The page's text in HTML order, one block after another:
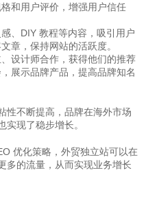
和用户评价，增强用户信任
、DIY 教程等内容，吸引用户
章，保持网站的活跃度。
设计师合作，获得他们的推荐
展示品牌产品，提高品牌知名
性不断提高，品牌在海外市场
实现了稳步增长。
优化策略，外贸独立站可以在
多的流量，从而实现业务增长